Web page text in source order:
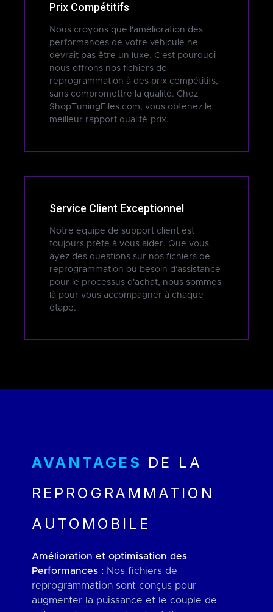
Prix Compétitifs
Nous croyons que l'amélioration des
performances de votre véhicule ne
devrait pas être un luxe. C'est pourquoi
nous offrons nos fichiers de
reprogrammation à des prix compétitifs,
sans compromettre la qualité. Chez
ShopTuningFiles.com, vous obtenez le
meilleur rapport qualité-prix.
Service Client Exceptionnel
Notre équipe de support client est
toujours prête à vous aider. Que vous
ayez des questions sur nos fichiers de
reprogrammation ou besoin d'assistance
pour le processus d'achat, nous sommes
là pour vous accompagner à chaque
étape.
AVANTAGES DE LA
REPROGRAMMATION
AUTOMOBILE
Amélioration et optimisation des
Performances : Nos fichiers de
reprogrammation sont conçus pour
augmenter la puissance et le couple de